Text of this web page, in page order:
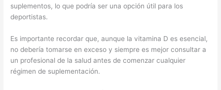
suplementos, lo que podría ser una opción útil para los
deportistas.
Es importante recordar que, aunque la vitamina D es esencial,
no debería tomarse en exceso y siempre es mejor consultar a
un profesional de la salud antes de comenzar cualquier
régimen de suplementación.